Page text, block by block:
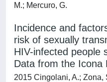
M.; Mercuro, G.
Incidence and
risk of sexually
HIV-infected people
Data from the Icona
2015 Cingolani, A.; Zona,